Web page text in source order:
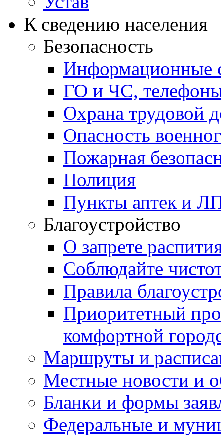
К сведению населения
Безопасность
Информационные
ГО и ЧС,
Охрана трудовой
Опасность
Пожарная
Полиция
Пункты аптек и
Благоустройство
О запрете
Соблюдайте
Правила
Приоритетный
комфортной
Маршруты и
Местные новости и
Бланки и формы
Федеральные и